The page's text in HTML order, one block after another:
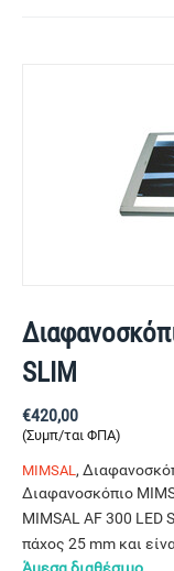
SLIM
€420,00
(Συμπ/ται ΦΠΑ)
MIMSAL,
Διαφανοσκόπιο
MIMSAL AF 300 LED
πάχος 25 mm και